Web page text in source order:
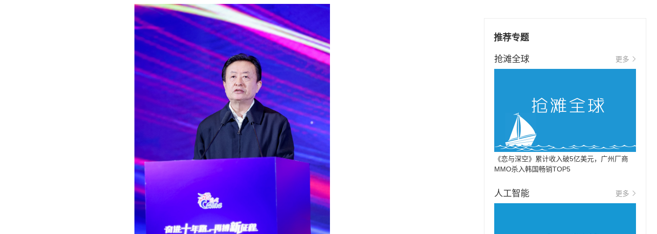
推荐专题
抢滩全球 更多
《恋与深空》累计收入破5亿美元，广州厂商
MMO杀入韩国畅销TOP5
人工智能 更多